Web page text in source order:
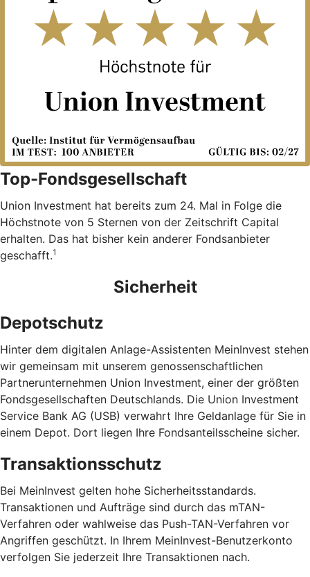
Top-Fondsgesellschaft
Union Investment hat bereits zum 24. Mal in Folge die
Höchstnote von 5 Sternen von der Zeitschrift Capital
erhalten. Das hat bisher kein anderer Fondsanbieter
geschafft.1
Sicherheit
Depotschutz
Hinter dem digitalen Anlage-Assistenten MeinInvest stehen
wir gemeinsam mit unserem genossenschaftlichen
Partnerunternehmen Union Investment, einer der größten
Fondsgesellschaften Deutschlands. Die Union Investment
Service Bank AG (USB) verwahrt Ihre Geldanlage für Sie in
einem Depot. Dort liegen Ihre Fondsanteilsscheine sicher.
Transaktionsschutz
Bei MeinInvest gelten hohe Sicherheitsstandards.
Transaktionen und Aufträge sind durch das mTAN-
Verfahren oder wahlweise das Push-TAN-Verfahren vor
Angriffen geschützt. In Ihrem MeinInvest-Benutzerkonto
verfolgen Sie jederzeit Ihre Transaktionen nach.